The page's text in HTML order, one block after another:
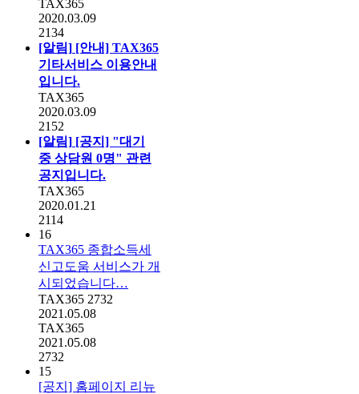
TAX365
2020.03.09
2134
[알림] [안내] TAX365
기타서비스 이용안내
입니다.
TAX365
2020.03.09
2152
[알림] [공지] "대기
중 상담원 0명" 관련
공지입니다.
TAX365
2020.01.21
2114
16
TAX365 종합소득세
신고도움 서비스가 개
시되었습니다…
TAX365 2732
2021.05.08
TAX365
2021.05.08
2732
15
[공지] 홈페이지 리뉴